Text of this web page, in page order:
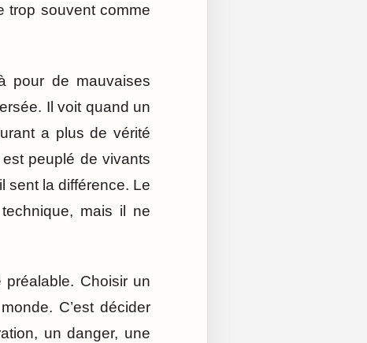
trop souvent comme
pour de mauvaises
Il voit quand un
a plus de vérité
peuplé de vivants
sent la différence. Le
mais il ne
Choisir un
C’est décider
un danger, une